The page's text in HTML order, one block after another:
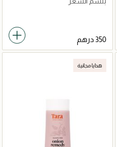
هدايا مجانية